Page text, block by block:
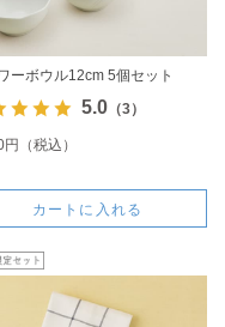
ーボウル12cm 5個セット
5.0（3）
（税込）
カートに入れる